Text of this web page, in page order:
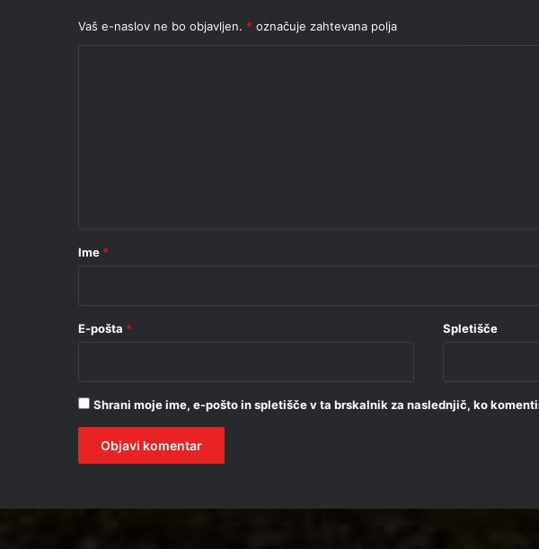
Vaš e-naslov ne bo objavljen. * označuje zahtevana polja
rIme *
E-pošta * Spletišče
Shrani moje ime, e-pošto in spletišče v ta brskalnik za naslednjič, ko